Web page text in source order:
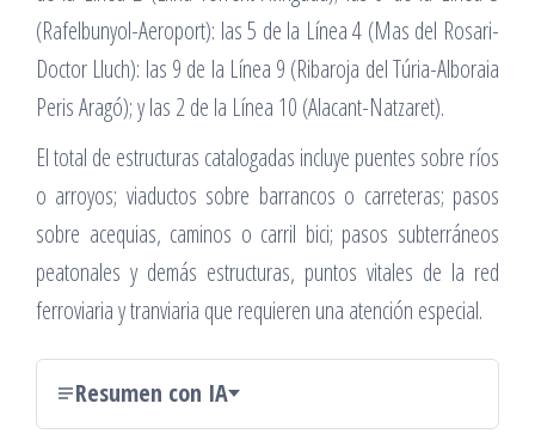
(Rafelbunyol-Aeroport): las 5 de la Línea 4 (Mas del Rosari-
Doctor Lluch): las 9 de la Línea 9 (Ribaroja del Túria-Alboraia
Peris Aragó); y las 2 de la Línea 10 (Alacant-Natzaret).
El total de estructuras catalogadas incluye puentes sobre ríos
o arroyos; viaductos sobre barrancos o carreteras; pasos
sobre acequias, caminos o carril bici; pasos subterráneos
peatonales y demás estructuras, puntos vitales de la red
ferroviaria y tranviaria que requieren una atención especial.
Resumen con IA